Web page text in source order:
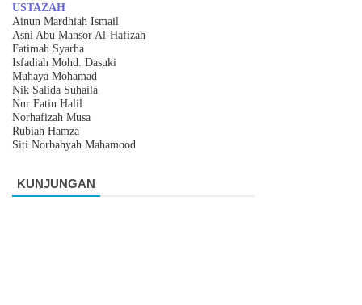
USTAZAH
Ainun Mardhiah Ismail
Asni Abu Mansor Al-Hafizah
Fatimah Syarha
Isfadiah Mohd. Dasuki
Muhaya Mohamad
Nik Salida Suhaila
Nur Fatin Halil
Norhafizah Musa
Rubiah Hamza
Siti Norbahyah Mahamood
KUNJUNGAN